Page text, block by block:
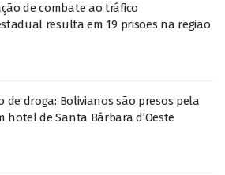
de combate ao tráfico
resulta em 19 prisões na região
de droga: Bolivianos são presos pela
hotel de Santa Bárbara d’Oeste